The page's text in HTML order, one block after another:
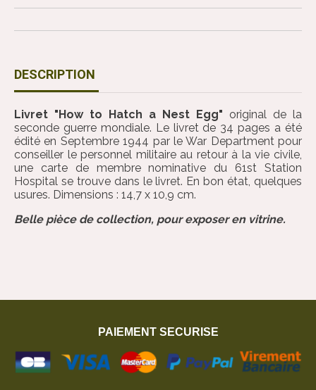
DESCRIPTION
Livret "How to Hatch a Nest Egg" original de la
seconde guerre mondiale. Le livret de 34 pages a été
édité en Septembre 1944 par le War Department pour
conseiller le personnel militaire au retour à la vie civile,
une carte de membre nominative du 61st Station
Hospital se trouve dans le livret. En bon état, quelques
usures. Dimensions : 14,7 x 10,9 cm.
Belle pièce de collection, pour exposer en vitrine.
PAIEMENT SECURISE